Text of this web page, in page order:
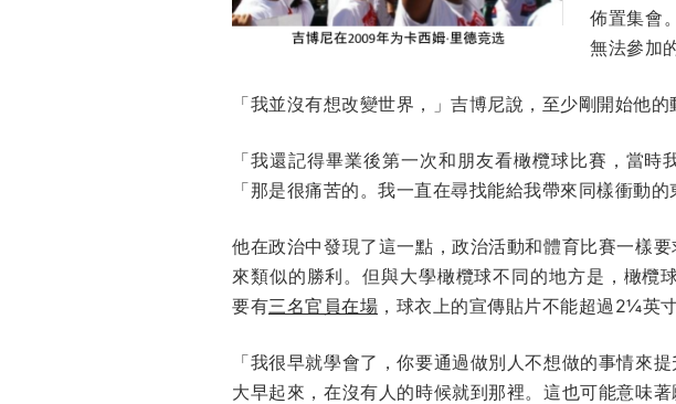
佈置集會
無法參加
「我並沒有想改變世界，」吉博尼說，至少剛開始他的
「我還記得畢業後第一次和朋友看橄欖球比賽，當時
「那是很痛苦的。我一直在尋找能給我帶來同樣衝動的
他在政治中發現了這一點，政治活動和體育比賽一樣
來類似的勝利。但與大學橄欖球不同的地方是，橄欖
要有三名官員在場 ，球衣上的宣傳貼片不能超過2¼英
「我很早就學會了，你要通過做別人不想做的事情來
大早起來，在沒有人的時候就到那裡。這也可能意味